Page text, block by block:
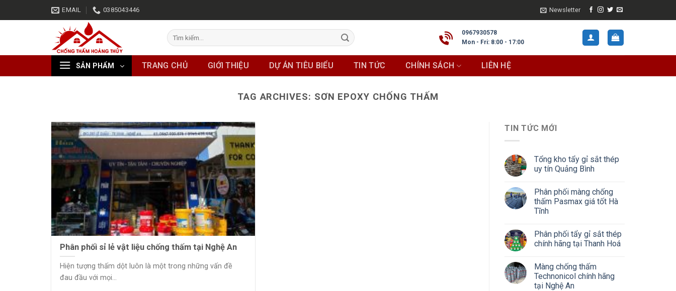
to
EMAIL 0385043446 Newsletter
Tìm
kiếm:
0967930578
Mon - Fri: 8:00 - 17:00
SẢN PHẨM TRANG CHỦ GIỚI THIỆU DỰ ÁN TIÊU BIỂU TIN TỨC CHÍNH SÁCH LIÊN HỆ
TAG ARCHIVES: SƠN EPOXY CHỐNG THẤM
Phân phối sỉ lẻ vật liệu chống thấm tại Nghệ An
Hiện tượng thấm dột luôn là một trong những vấn đề
đau đầu với mọi...
TIN TỨC MỚI
Tổng kho tẩy gỉ sắt thép
uy tín Quảng Bình
Phân phối màng chống
thấm Pasmax giá tốt Hà
Tĩnh
Phân phối tẩy gỉ sắt thép
chính hãng tại Thanh Hoá
Màng chống thấm
Technonicol chính hãng
tại Nghệ An